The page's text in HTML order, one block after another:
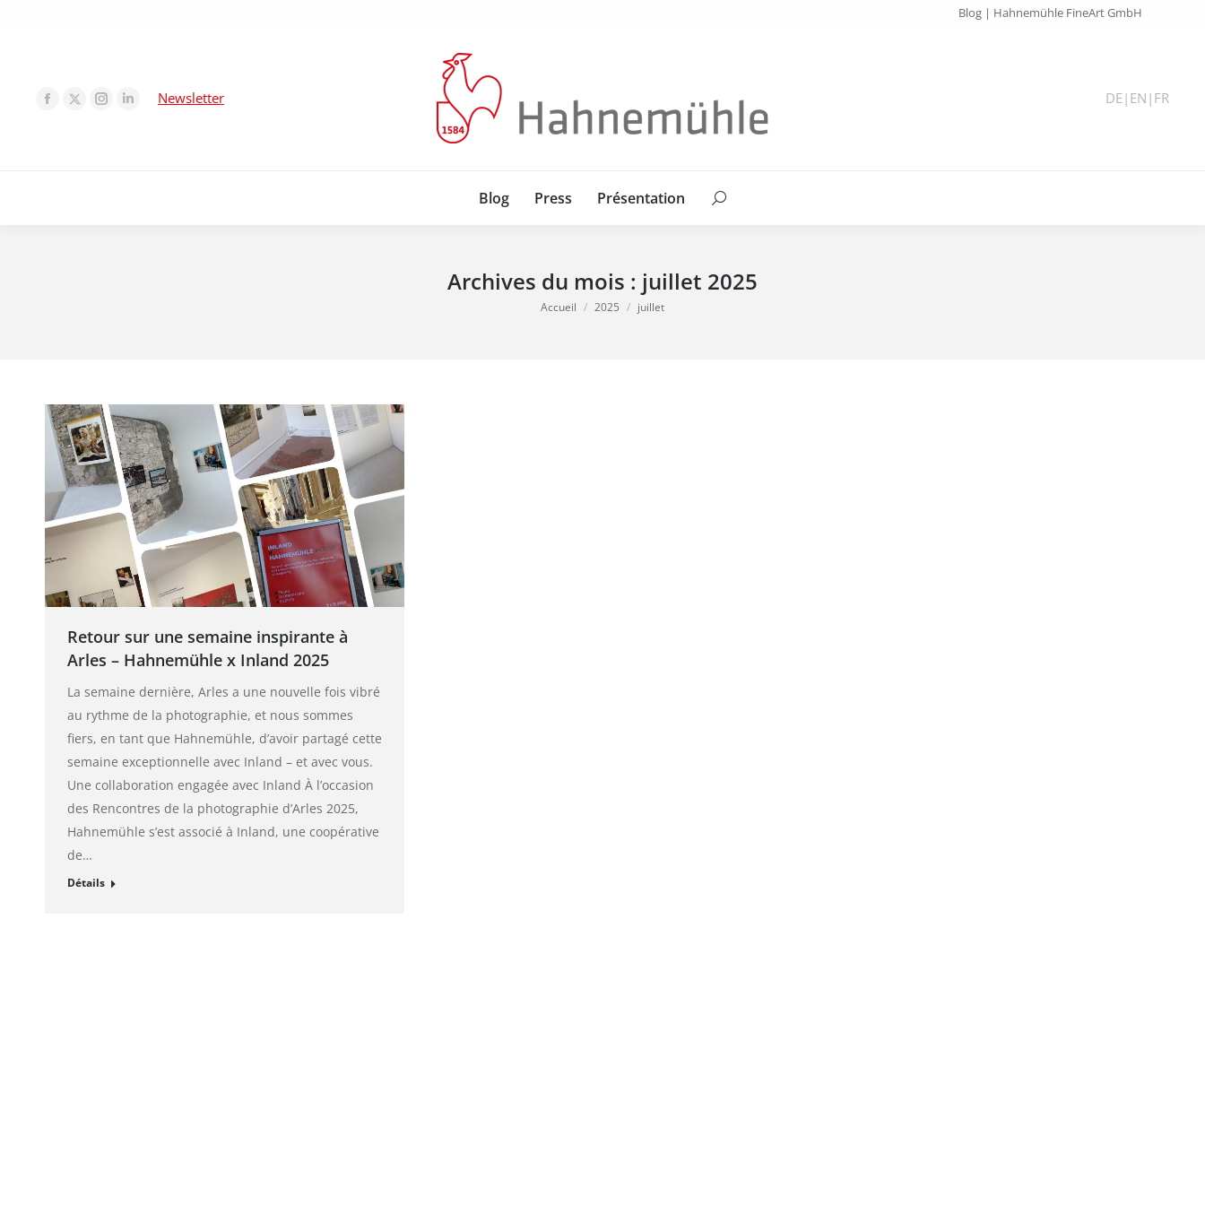
Blog | Hahnemühle FineArt GmbH
Newsletter DE| EN | FR
Blog Press Présentation Search:
Archives du mois : juillet 2025
Vous êtes ici :
Accueil 2025 juillet
Retour sur une semaine inspirante à
Arles – Hahnemühle x Inland 2025
La semaine dernière, Arles a une nouvelle fois vibré
au rythme de la photographie, et nous sommes
fiers, en tant que Hahnemühle, d’avoir partagé cette
semaine exceptionnelle avec Inland – et avec vous.
Une collaboration engagée avec Inland À l’occasion
des Rencontres de la photographie d’Arles 2025,
Hahnemühle s’est associé à Inland, une coopérative
de…
Détails